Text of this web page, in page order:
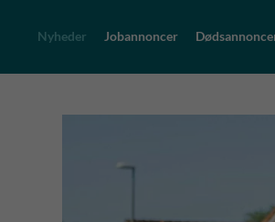
Nyheder Jobannoncer